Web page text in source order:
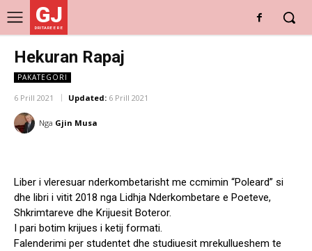
GJ
DRITARE E RE
Hekuran Rapaj
PAKATEGORI
6 Prill 2021 Updated: 6 Prill 2021
Nga Gjin Musa
Liber i vleresuar nderkombetarisht me ccmimin “Poleard” si
dhe libri i vitit 2018 nga Lidhja Nderkombetare e Poeteve,
Shkrimtareve dhe Krijuesit Boteror.
I pari botim krijues i ketij formati.
Falenderimi per studentet dhe studiuesit mrekullueshem te